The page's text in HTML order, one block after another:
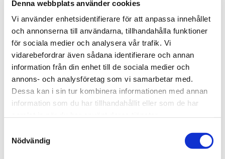
Denna webbplats använder cookies
Vi använder enhetsidentifierare för att anpassa innehållet
och annonserna till användarna, tillhandahålla funktioner
för sociala medier och analysera vår trafik. Vi
vidarebefordrar även sådana identifierare och annan
information från din enhet till de sociala medier och
annons- och analysföretag som vi samarbetar med.
Dessa kan i sin tur kombinera informationen med annan
information som du har tillhandahållit eller som de har
Nödvändig
Artikelnr
TA78028
Leveranstid
skickas från oss inom 0-1 vardagar
Allmänt
Omdömen
Produktens betyg Baserat på 0 betyg.